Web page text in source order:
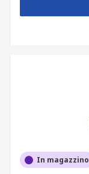
In magazzino